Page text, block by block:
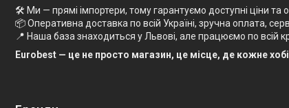
🛠 Ми — прямі імпортери, тому гарантуємо доступні ціни та
📦 Оперативна доставка по всій Україні, зручна оплата,
📍 Наша база знаходиться у Львові, але працюємо по всій
Eurobest — це не просто магазин, це місце, де кожне